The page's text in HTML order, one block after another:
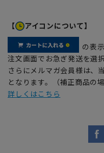
【 アイコンについて】
の表
注文画面でお急ぎ発送を選
さらにメルマガ会員様は、
となります。（補正商品の
詳しくはこちら